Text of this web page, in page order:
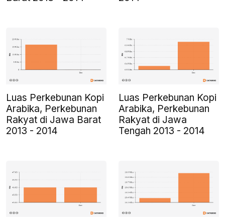
Luas Perkebunan Kopi
Arabika, Perkebunan
Rakyat di Jawa Barat
2013 - 2014
Luas Perkebunan Kopi
Arabika, Perkebunan
Rakyat di Jawa
Tengah 2013 - 2014